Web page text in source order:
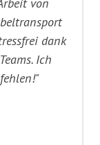
dank
Ich